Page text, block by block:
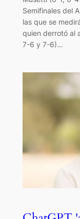
Semifinales del
las que se
quien derrotó al
7-6 y 7-6)…